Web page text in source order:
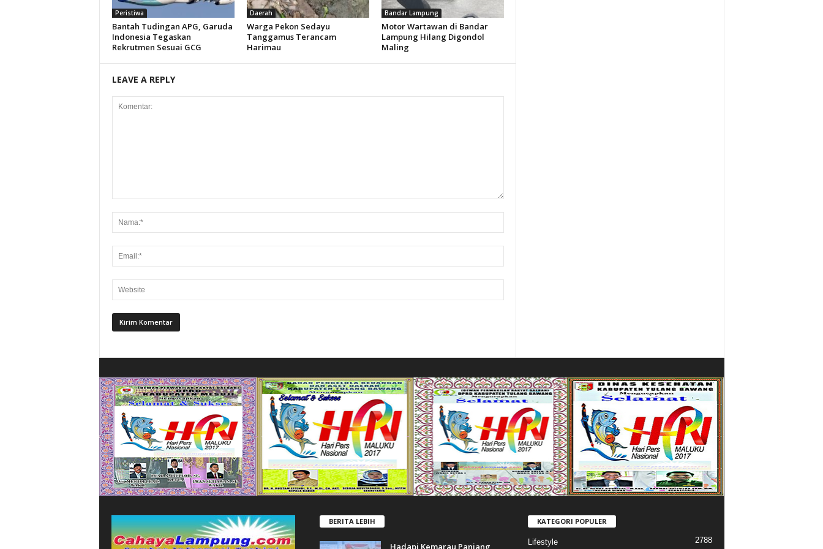
Peristiwa
Bantah Tudingan APG, Garuda
Indonesia Tegaskan
Rekrutmen Sesuai GCG
Daerah
Warga Pekon Sedayu
Tanggamus Terancam
Harimau
Bandar Lampung
Motor Wartawan di Bandar
Lampung Hilang Digondol
Maling
LEAVE A REPLY
BERITA LEBIH
Hadapi Kemarau Panjang,
KATEGORI POPULER
Lifestyle 2788